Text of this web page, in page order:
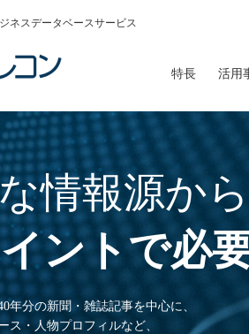
ネスデータベースサービス
特長 活用
情報源から
ントで必
年分の新聞・雑誌記事を中心に、
ス・人物プロフィルなど、